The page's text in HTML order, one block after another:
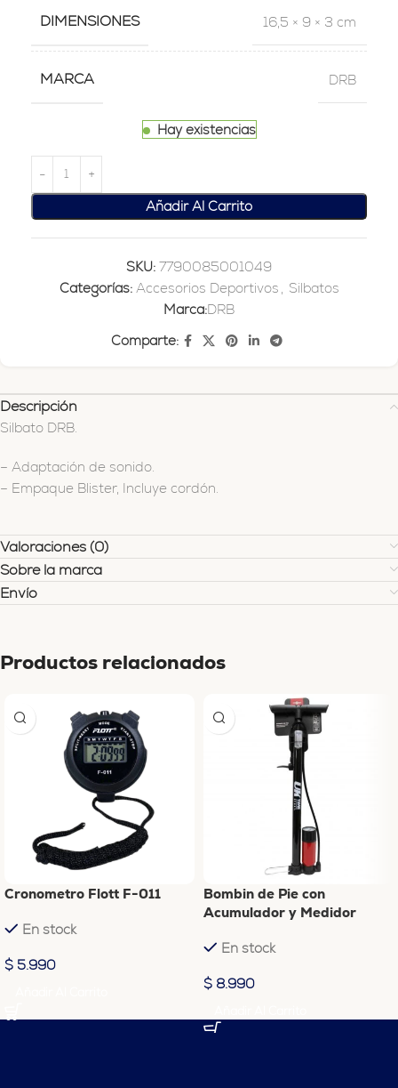
DIMENSIONES 16,5 × 9 × 3 cm
MARCA DRB
Hay existencias
Añadir Al Carrito
SKU: 7790085001049
Categorías: Accesorios Deportivos
Silbatos
Marca:DRB
Comparte:
Descripción
Silbato DRB.
– Adaptación de sonido.
– Empaque Blister, Incluye cordón.
Valoraciones (0)
Sobre la marca
Envío
Productos relacionados
Cronometro Flott F-011
En stock
$ 5.990
Bombin de Pie con
Acumulador y Medidor
En stock
$ 8.990